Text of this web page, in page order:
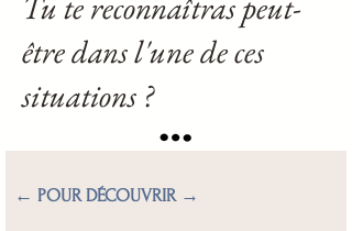
être dans l'une de ces
situations ?
← POUR DÉCOUVRIR →